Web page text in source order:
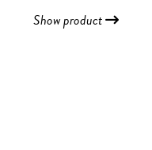
Show product